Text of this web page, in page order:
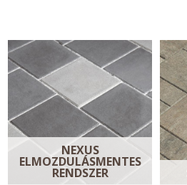
NEXUS
ELMOZDULÁSMENTES
RENDSZER